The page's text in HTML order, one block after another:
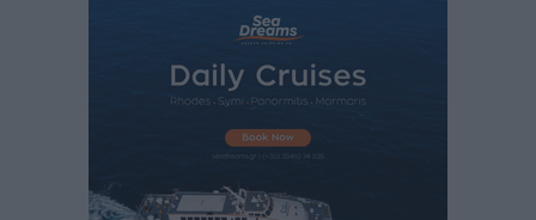
Οι κανόνες για τουριστική ανάπτυξη –
πριν 1 ώρα
Η Τουρκία «γκριζάρει» ξανά το Αιγαίο και προκαλεί
Τουρισμό